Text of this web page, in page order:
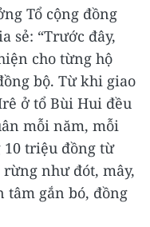
Tổ cộng đồng
sẻ: “Trước đây,
cho từng hộ
bộ. Từ khi giao
ở tổ Bùi Hui đều
mỗi năm, mỗi
10 triệu đồng từ
như đót, mây,
tâm gắn bó, đồng